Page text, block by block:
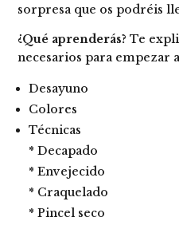
sorpresa que os podréis
¿Qué aprenderás? Te
necesarios para empezar
Desayuno
Colores
Técnicas
* Decapado
* Envejecido
* Craquelado
* Pincel seco